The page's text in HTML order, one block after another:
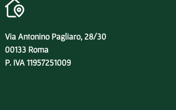
Via Antonino Pagliaro, 28/30
00133 Roma
P. IVA 11957251009